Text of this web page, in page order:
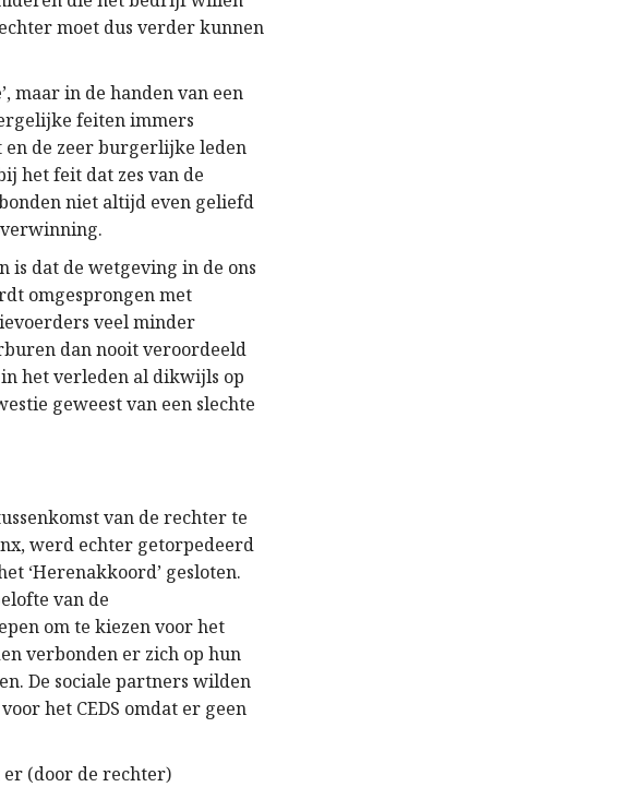
moet dus verder kunnen
maar in de handen van een
feiten immers
en de zeer burgerlijke leden
het feit dat zes van de
niet altijd even geliefd
is dat de wetgeving in de ons
omgesprongen met
veel minder
dan nooit veroordeeld
het verleden al dikwijls op
geweest van een slechte
van de rechter te
werd echter getorpedeerd
‘Herenakkoord’ gesloten.
van de
om te kiezen voor het
verbonden er zich op hun
De sociale partners wilden
het CEDS omdat er geen
(door de rechter)